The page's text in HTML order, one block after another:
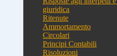
giuridica
Ritenute
Ammortamento
Circolari
Principi Contabili
Risoluzioni